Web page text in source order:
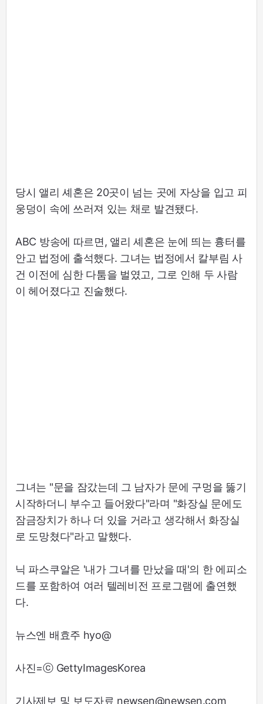
당시 앨리 셰혼은 20곳이 넘는 곳에 자상을 입고 피
웅덩이 속에 쓰러져 있는 채로 발견됐다.
ABC 방송에 따르면, 앨리 셰혼은 눈에 띄는 흉터를
안고 법정에 출석했다. 그녀는 법정에서 칼부림 사
건 이전에 심한 다툼을 벌였고, 그로 인해 두 사람
이 헤어졌다고 진술했다.
그녀는 "문을 잠갔는데 그 남자가 문에 구멍을 뚫기
시작하더니 부수고 들어왔다"라며 "화장실 문에도
잠금장치가 하나 더 있을 거라고 생각해서 화장실
로 도망쳤다"라고 말했다.
닉 파스쿠알은 '내가 그녀를 만났을 때'의 한 에피소
드를 포함하여 여러 텔레비전 프로그램에 출연했
다.
뉴스엔 배효주 hyo@
사진=ⓒ GettyImagesKorea
기사제보 및 보도자료 newsen@newsen.com